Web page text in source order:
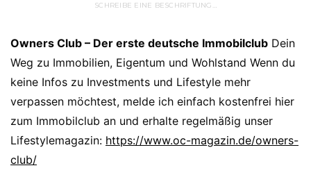
SCHREIBE EINE BESCHRIFTUNG…
Owners Club – Der erste deutsche Immobilclub Dein
Weg zu Immobilien, Eigentum und Wohlstand Wenn du
keine Infos zu Investments und Lifestyle mehr
verpassen möchtest, melde ich einfach kostenfrei hier
zum Immobilclub an und erhalte regelmäßig unser
Lifestylemagazin: https://www.oc-magazin.de/owners-
club/